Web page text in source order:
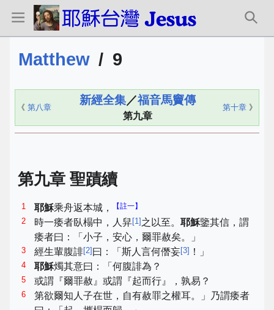
Matthew / 9
《 第八章
新經全集／福音馬竇傳
第九章
第十章 》
第九章 聖蹟續
1 耶穌乘舟返本城， 【註一】
2 時一痿者臥榻中，人舁[1] 之以至。耶穌鑒其信，謂
痿者曰：「小子，安心，爾罪赦矣。」
3 經生輩腹誹[2] 曰：「斯人言何僭妄[3] ！」
4 耶穌燭其意曰：「何腹誹為？
5 或謂『爾罪赦』或謂『起而行』，孰易？
6
第欲爾知人子在世，自有赦罪之權耳。」乃謂痿者